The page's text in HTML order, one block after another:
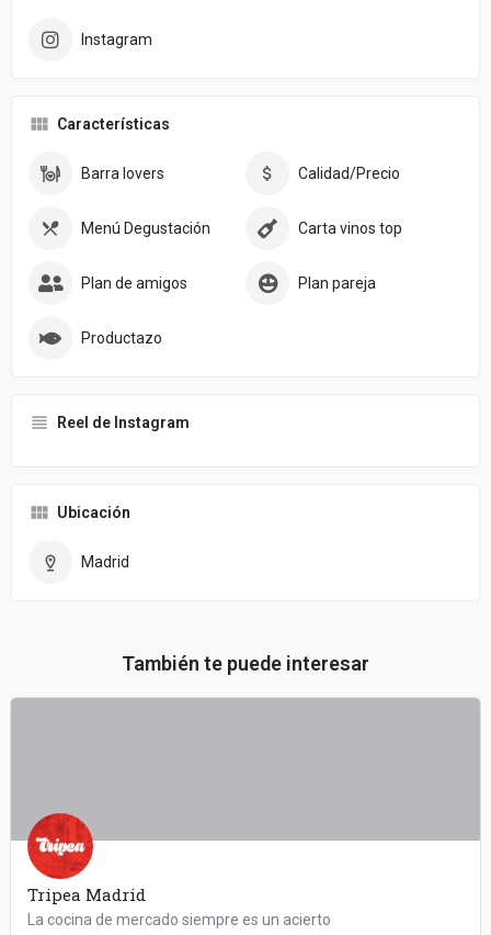
Instagram
Características
Barra lovers Calidad/Precio
Menú Degustación Carta vinos top
Plan de amigos Plan pareja
Productazo
Reel de Instagram
Ubicación
Madrid
También te puede interesar
Tripea Madrid
La cocina de mercado siempre es un acierto